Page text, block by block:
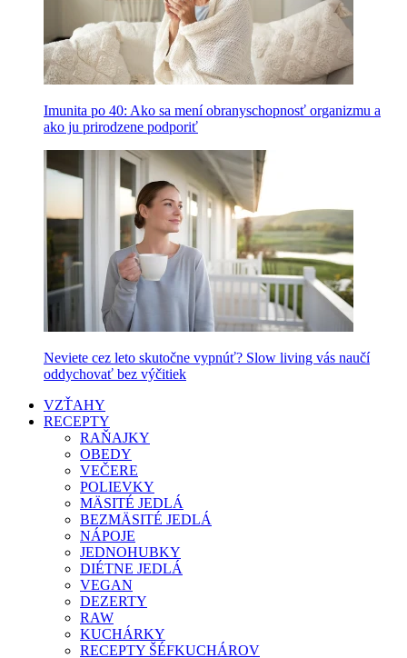
Imunita po 40: Ako sa mení obranyschopnosť organizmu a
ako ju prirodzene podporiť
Neviete cez leto skutočne vypnúť? Slow living vás naučí
oddychovať bez výčitiek
VZŤAHY
RECEPTY
RAŇAJKY
OBEDY
VEČERE
POLIEVKY
MÄSITÉ JEDLÁ
BEZMÄSITÉ JEDLÁ
NÁPOJE
JEDNOHUBKY
DIÉTNE JEDLÁ
VEGAN
DEZERTY
RAW
KUCHÁRKY
RECEPTY ŠÉFKUCHÁROV